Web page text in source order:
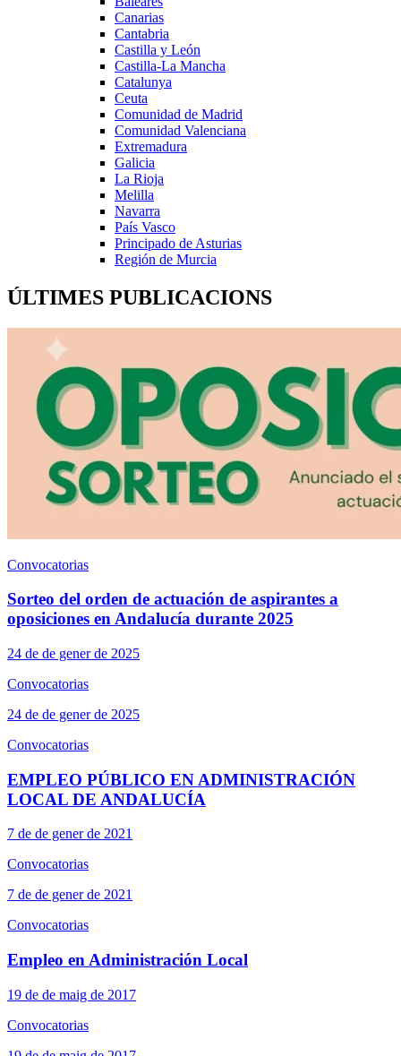
Canarias
Cantabria
Castilla y León
Castilla-La Mancha
Catalunya
Ceuta
Comunidad de Madrid
Comunidad Valenciana
Extremadura
Galicia
La Rioja
Melilla
Navarra
País Vasco
Principado de Asturias
Región de Murcia
ÚLTIMES PUBLICACIONS
Convocatorias
Sorteo del orden de actuación de aspirantes a
oposiciones en Andalucía durante 2025
24 de de gener de 2025
Convocatorias
24 de de gener de 2025
Convocatorias
EMPLEO PÚBLICO EN ADMINISTRACIÓN
LOCAL DE ANDALUCÍA
7 de de gener de 2021
Convocatorias
7 de de gener de 2021
Convocatorias
Empleo en Administración Local
19 de de maig de 2017
Convocatorias